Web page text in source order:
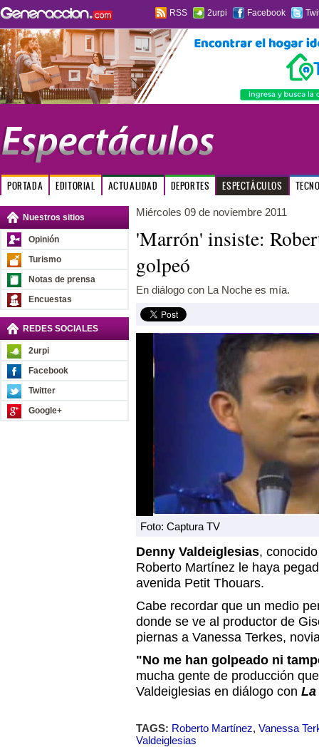
RSS 2urpi Facebook
PORTADA EDITORIAL ACTUALIDAD DEPORTES ESPECTÁCULOS
Nuestros sitios
Opinión
Turismo
Notas de prensa
Encuestas
REDES SOCIALES
2urpi
Facebook
Twitter
Google+
Miércoles 09 de noviembre 2011
'Marrón' insiste:
golpeó
En diálogo con La Noche es mía.
Foto: Captura TV
Denny Valdeiglesias,
Roberto Martínez le haya
avenida Petit Thouars.
Cabe recordar que un medio
donde se ve al productor de
piernas a Vanessa Terkes,
"No me han golpeado ni
mucha gente de producción
Valdeiglesias en diálogo con La
TAGS: Roberto Martínez, Vanessa
Valdeiglesias